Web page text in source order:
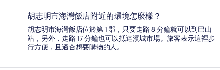
胡志明市海灣飯店附近的環境怎麼樣？
胡志明市海灣飯店位於第 1 郡，只要走路 8 分鐘就可以到巴山
站，另外，走路 17 分鐘也可以抵達濱城市場。旅客表示這裡步
行方便，且適合想要購物的人。